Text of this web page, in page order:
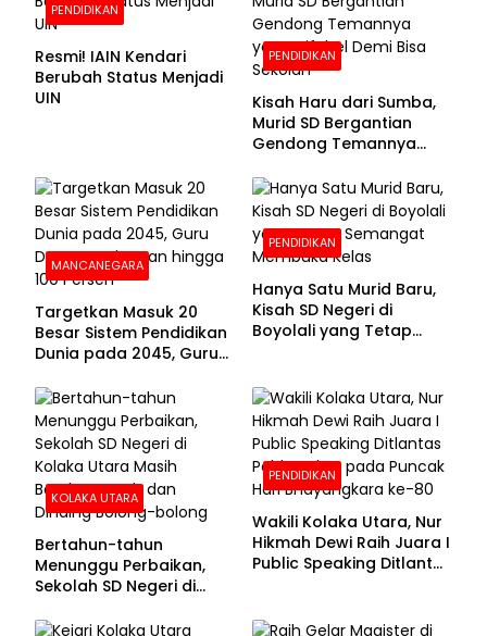
PENDIDIKAN
Resmi! IAIN Kendari
Berubah Status Menjadi
UIN
PENDIDIKAN
Kisah Haru dari Sumba,
Murid SD Bergantian
Gendong Temannya
Sekolah
MANCANEGARA
Targetkan Masuk 20
Besar Sistem Pendidikan
Dunia pada 2045, Guru
100 Persen
PENDIDIKAN
Hanya Satu Murid Baru,
Kisah SD Negeri di
Boyolali yang Tetap
KOLAKA UTARA
Bertahun-tahun
Menunggu Perbaikan,
Sekolah SD Negeri di
Beralas Tanah dan
PENDIDIKAN
Wakili Kolaka Utara, Nur
Hikmah Dewi Raih Juara I
Public Speaking Ditlantas
Bhayangkara ke-80